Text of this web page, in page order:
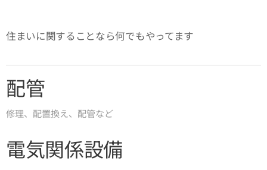
住まいに関することなら何でもやってます
配管
修理、配置換え、配管など
電気関係設備